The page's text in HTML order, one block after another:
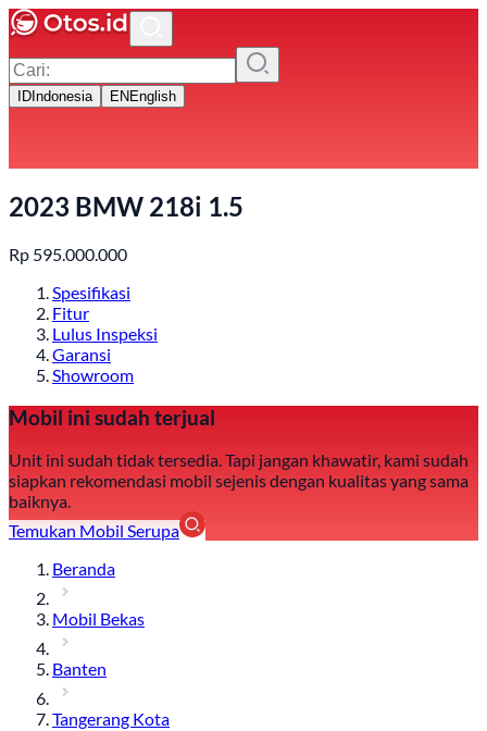
ID Indonesia EN English
2023 BMW 218i 1.5
Rp 595.000.000
Spesifikasi
Fitur
Lulus Inspeksi
Garansi
Showroom
Mobil ini sudah terjual
Unit ini sudah tidak tersedia. Tapi jangan khawatir, kami sudah
siapkan rekomendasi mobil sejenis dengan kualitas yang sama
baiknya.
Temukan Mobil Serupa
Beranda
Mobil Bekas
Banten
Tangerang Kota